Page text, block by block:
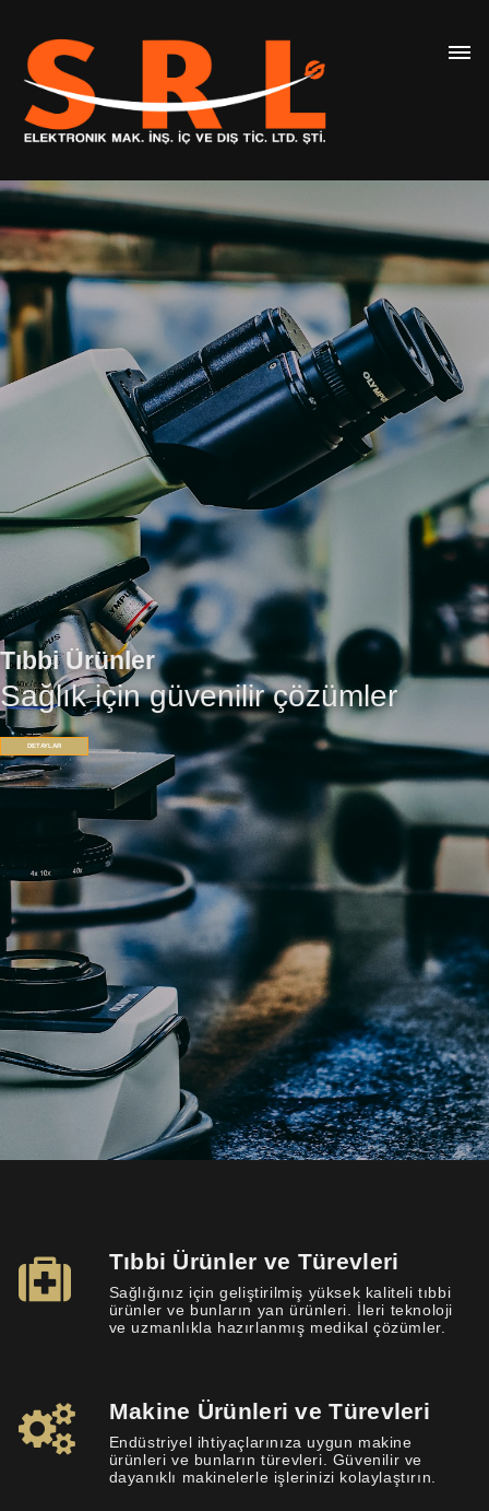
Tıbbi Ürünler
Sağlık için güvenilir çözümler
DETAYLAR
Tıbbi Ürünler ve Türevleri
Sağlığınız için geliştirilmiş yüksek kaliteli tıbbi
ürünler ve bunların yan ürünleri. İleri teknoloji
ve uzmanlıkla hazırlanmış medikal çözümler.
Makine Ürünleri ve Türevleri
Endüstriyel ihtiyaçlarınıza uygun makine
ürünleri ve bunların türevleri. Güvenilir ve
dayanıklı makinelerle işlerinizi kolaylaştırın.